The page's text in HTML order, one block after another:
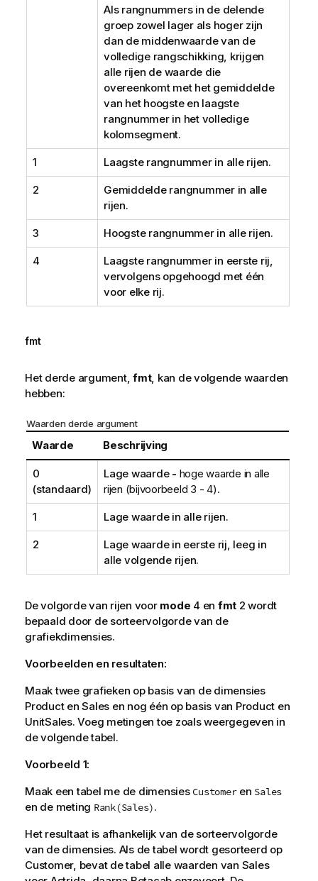
Als rangnummers in de delende
groep zowel lager als hoger zijn
dan de middenwaarde van de
volledige rangschikking, krijgen
alle rijen de waarde die
overeenkomt met het gemiddelde
van het hoogste en laagste
rangnummer in het volledige
kolomsegment.
1 Laagste rangnummer in alle rijen.
2
Gemiddelde rangnummer in alle
rijen.
3 Hoogste rangnummer in alle rijen.
4
Laagste rangnummer in eerste rij,
vervolgens opgehoogd met één
voor elke rij.
fmt
Het derde argument, fmt, kan de volgende waarden
hebben:
Waarden derde argument
Waarde Beschrijving
0
(standaard)
Lage waarde - hoge waarde in alle
rijen (bijvoorbeeld 3 - 4).
1 Lage waarde in alle rijen.
2
Lage waarde in eerste rij, leeg in
alle volgende rijen.
De volgorde van rijen voor mode 4 en fmt 2 wordt
bepaald door de sorteervolgorde van de
grafiekdimensies.
Voorbeelden en resultaten:
Maak twee grafieken op basis van de dimensies
ProductenSales en nog één op basis van Product en
UnitSales. Voeg metingen toe zoals weergegeven in
de volgende tabel.
Voorbeeld 1:
Maak een tabel me de dimensies Customeren Sales
en de meting Rank(Sales).
Het resultaat is afhankelijk van de sorteervolgorde
van de dimensies. Als de tabel wordt gesorteerd op
Customer, bevat de tabel alle waarden van Sales